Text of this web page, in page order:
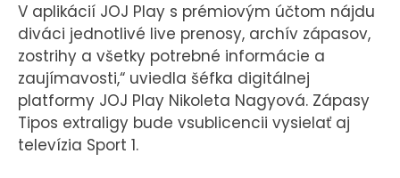
V aplikácií JOJ Play s prémiovým účtom nájdu
diváci jednotlivé live prenosy, archív zápasov,
zostrihy a všetky potrebné informácie a
zaujímavosti,“ uviedla šéfka digitálnej
platformy JOJ Play Nikoleta Nagyová. Zápasy
Tipos extraligy bude vsublicencii vysielať aj
televízia Sport 1.